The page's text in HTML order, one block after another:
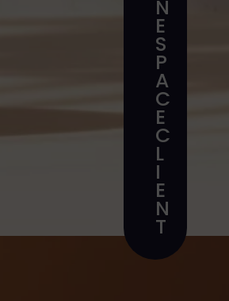
N
E
S
P
A
C
E
C
L
I
E
N
T